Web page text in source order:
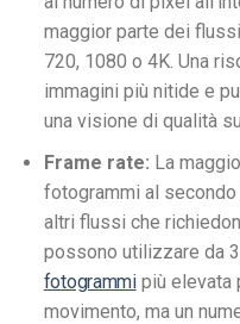
maggior parte dei
720, 1080 o 4K. Una
immagini più nitide e
una visione di qualità
Frame rate: La
fotogrammi al
altri flussi che
possono utilizzare da
fotogrammipiù elevata
movimento, ma un